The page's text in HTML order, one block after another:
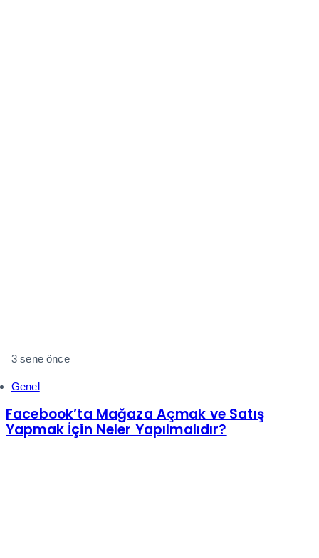
3 sene önce
Genel
Facebook’ta Mağaza Açmak ve Satış
Yapmak İçin Neler Yapılmalıdır?